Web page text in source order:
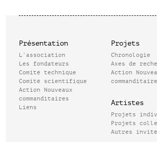
Présentation
L’association
Les fondateurs
Comité technique
Comité scientifique
Action Nouveaux
commanditaires
Liens
Projets
Chronologie
Axes de
Action
Artistes
Projets
Projets
Autres